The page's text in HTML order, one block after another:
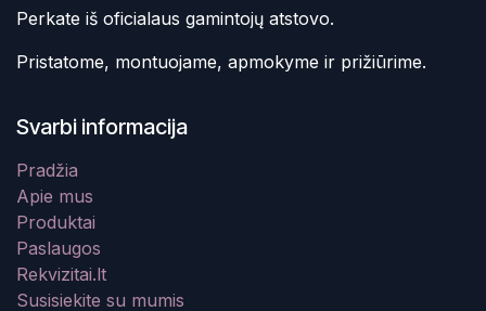
Perkate iš oficialaus gamintojų atstovo.
Pristatome, montuojame, apmokyme ir prižiūrime.
Svarbi informacija
Pradžia
Apie mus
Produktai
Paslaugos
Rekvizitai.lt
Susisiekite su mumis